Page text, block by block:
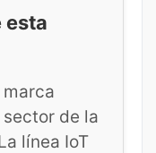
esta
de la
línea IoT